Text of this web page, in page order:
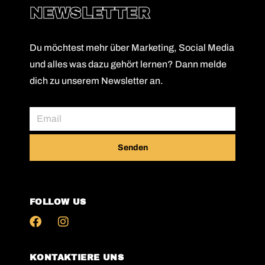
NEWSLETTER
Du möchtest mehr über Marketing, Social Media
und alles was dazu gehört lernen? Dann melde
dich zu unserem Newsletter an.
Senden
FOLLOW US
KONTAKTIERE UNS